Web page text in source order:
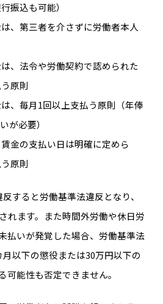
振込も可能）
、第三者を介さずに労働者本人
、法令や労働契約で認められた
原則
、毎月1回以上支払う原則（年俸
が必要）
金の支払い日は明確に定めら
原則
すると労働基準法違反となり、
れます。また時間外労働や休日労
払いが発覚した場合、労働基準法
以下の懲役または30万円以下の
可能性も否定できません。